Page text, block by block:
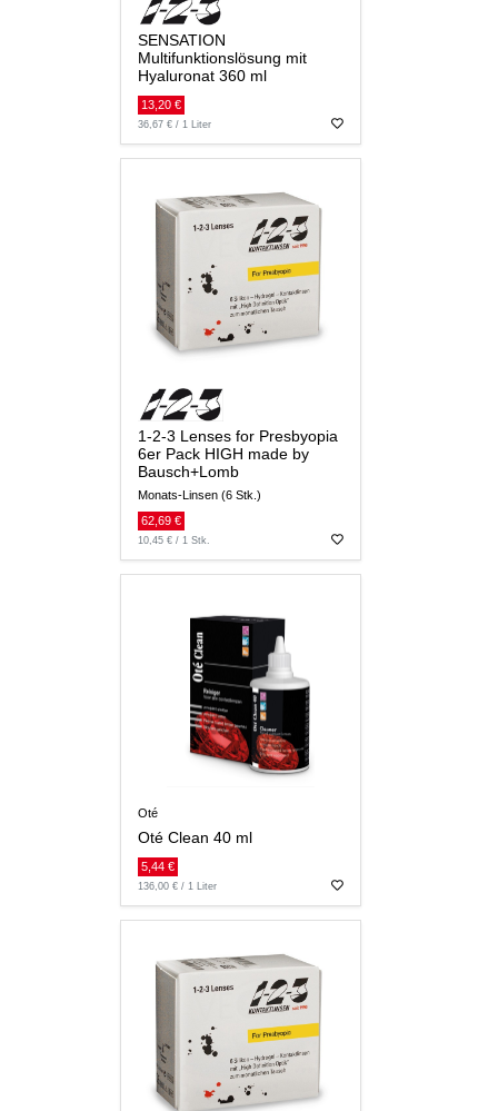
SENSATION
Multifunktionslösung mit
Hyaluronat 360 ml
13,20 €
36,67 € / 1 Liter
1-2-3 Lenses for Presbyopia
6er Pack HIGH made by
Bausch+Lomb
Monats-Linsen (6 Stk.)
62,69 €
10,45 € / 1 Stk.
Oté
Oté Clean 40 ml
5,44 €
136,00 € / 1 Liter